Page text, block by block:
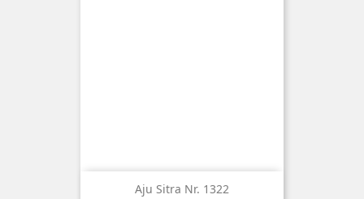
Aju Sitra Nr. 1322